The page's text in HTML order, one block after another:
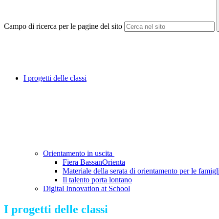
Campo di ricerca per le pagine del sito
I progetti delle classi
Orientamento in uscita
Fiera BassanOrienta
Materiale della serata di orientamento per le
Il talento porta lontano
Digital Innovation at School
I progetti delle classi